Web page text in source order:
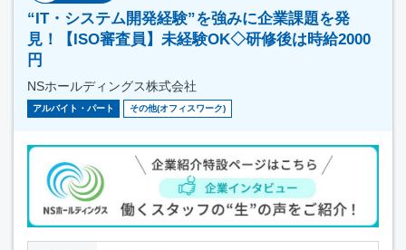
“IT・システム開発経験”を強みに企業課題を発
見！【ISO審査員】未経験OK◇研修後は時給2000
円
NSホールディングス株式会社
アルバイト・パート その他(オフィスワーク)